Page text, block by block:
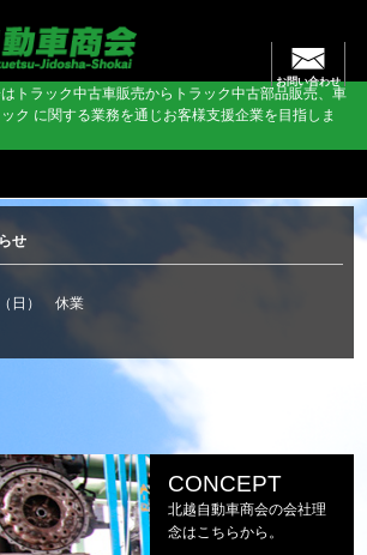
お問い合わせ
トラック中古車販売からトラック中古部品販売、車
ク に関する業務を通じお客様支援企業を目指しま
せ
日） 休業
CONCEPT
北越自動車商会の会社理
念はこちらから。